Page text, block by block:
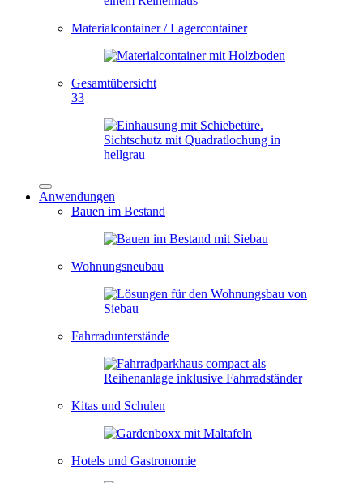
Materialcontainer / Lagercontainer
Gesamtübersicht
33
Anwendungen
Bauen im Bestand
Wohnungsneubau
Fahrradunterstände
Kitas und Schulen
Hotels und Gastronomie